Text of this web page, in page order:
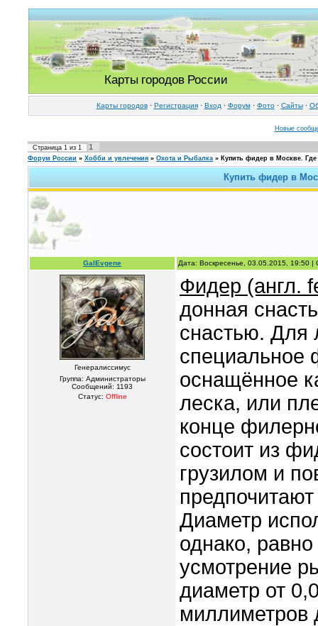
Карты городов России
Карты городов· Регистрация· Вход · Форум· Фото· Cайты·
Новые
Страница 1 из 1 1
Форум России » Хобби и увлечения » Охота и Рыбалка » Купить фидер в Москве.
Купить фидер в
GalEvgene Дата: Воскресенье, 03.05.2015, 19:50
Генералиссимус
Группа: Администраторы
Сообщений: 1193
Статус: Offline
Фидер (англ.
донная
снастью. Для
специальное
оснащённое
леска, или
конце
состоит из
грузилом и
Диаметр
однако,
усмотрение
диаметр от
миллиметров